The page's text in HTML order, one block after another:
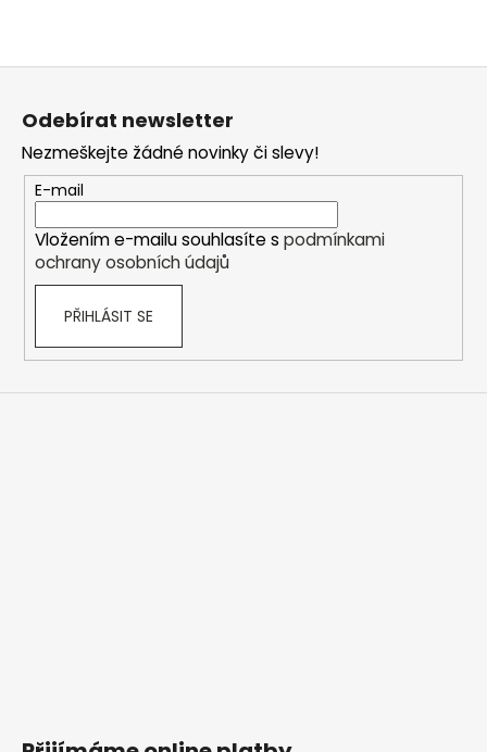
Z
Odebírat newsletter
Nezmeškejte žádné novinky či slevy!
E-mail
Vložením e-mailu souhlasíte s podmínkami
ochrany osobních údajů
PŘIHLÁSIT SE